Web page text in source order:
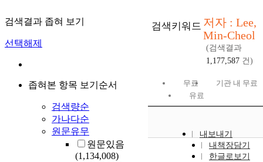
검색결과 좁혀 보기
선택해제
좁혀본 항목 보기순서
검색량순
가나다순
원문유무
원문있음
(1,134,008)
검색키워드 저자 : Lee,
Min-Cheol
(검색결과
1,177,587 건)
무료
기관 내 무료
유료
내보내기
내책장담기
한글로보기